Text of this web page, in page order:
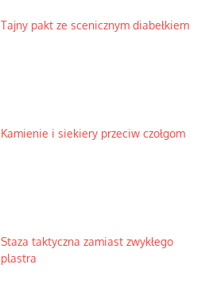
Tajny pakt ze scenicznym diabełkiem
Kamienie i siekiery przeciw czołgom
Staza taktyczna zamiast zwykłego
plastra